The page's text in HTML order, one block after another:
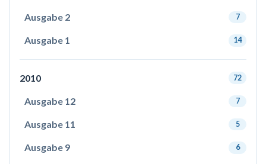
Ausgabe 2 7
Ausgabe 1 14
2010 72
Ausgabe 12 7
Ausgabe 11 5
Ausgabe 9 6